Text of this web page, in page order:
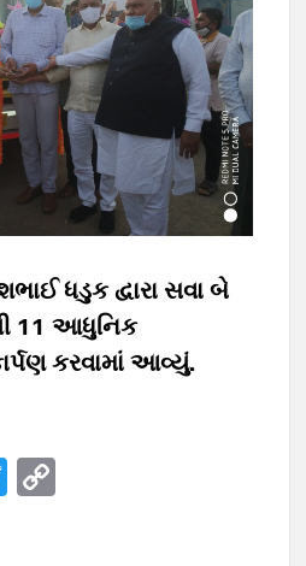
ધડુક દ્વારા સવા બે
11 આધુનિક
કરવામાં આવ્યું.
T